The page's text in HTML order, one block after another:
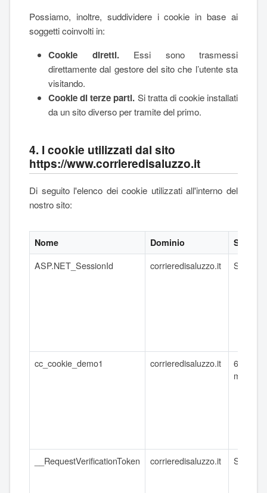
Possiamo, inoltre, suddividere i cookie in base ai
soggetti coinvolti in:
Cookie diretti.Essi sono trasmessi
direttamente dal gestore del sito che l’utente sta
visitando.
Cookie di terze parti. Si tratta di cookie installati
da un sito diverso per tramite del primo.
4. I cookie utilizzati dal sito
https://www.corrieredisaluzzo.it
Di seguito l'elenco dei cookie utilizzati all'interno del
nostro sito:
Nome Dominio
ASP.NET_SessionId corrieredisaluzzo.it
cc_cookie_demo1 corrieredisaluzzo.it
6 - 12
mesi
__RequestVerificationToken corrieredisaluzzo.it